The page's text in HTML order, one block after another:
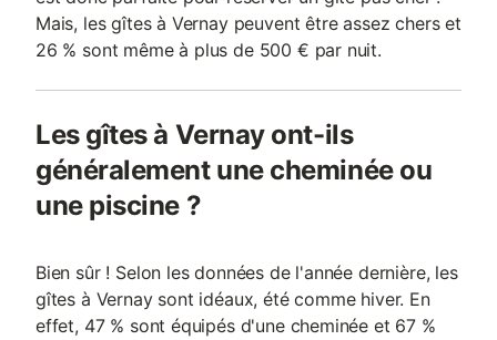
Mais, les gîtes à Vernay peuvent être assez chers et
26 % sont même à plus de 500 € par nuit.
Les gîtes à Vernay ont-ils
généralement une cheminée ou
une piscine ?
Bien sûr ! Selon les données de l'année dernière, les
gîtes à Vernay sont idéaux, été comme hiver. En
effet, 47 % sont équipés d'une cheminée et 67 %